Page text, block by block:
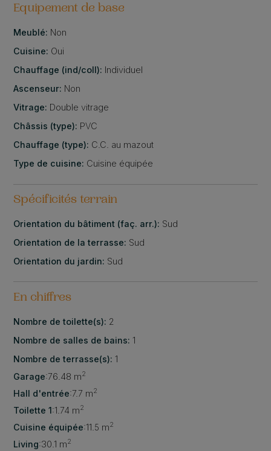
Equipement de base
Meublé: Non
Cuisine: Oui
Chauffage (ind/coll): Individuel
Ascenseur: Non
Vitrage: Double vitrage
Châssis (type): PVC
Chauffage (type): C.C. au mazout
Type de cuisine: Cuisine équipée
Spécificités terrain
Orientation du bâtiment (faç. arr.): Sud
Orientation de la terrasse: Sud
Orientation du jardin: Sud
En chiffres
Nombre de toilette(s): 2
Nombre de salles de bains: 1
Nombre de terrasse(s): 1
Garage:76.48 m2
Hall d'entrée:7.7 m2
Toilette 1:1.74 m2
Cuisine équipée:11.5 m2
Living:30.1 m2